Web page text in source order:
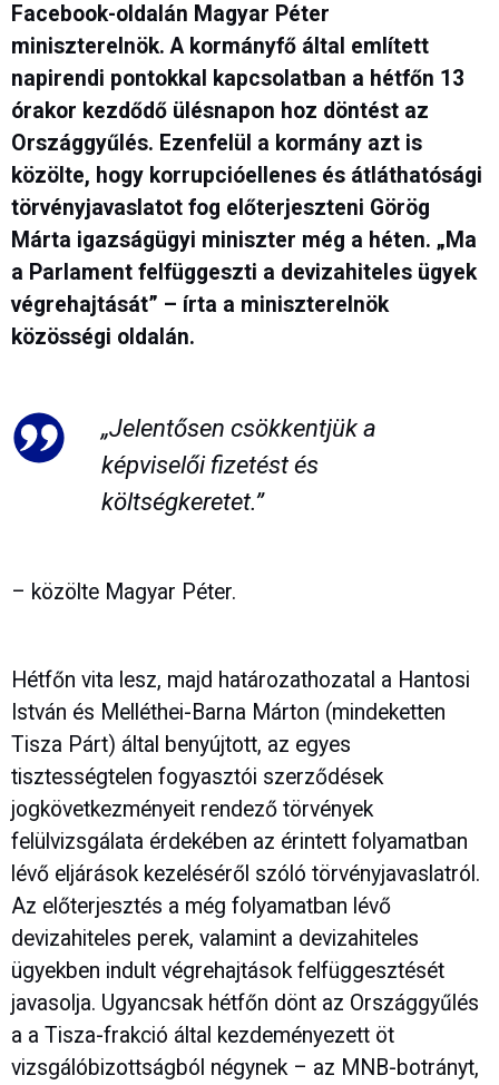
Facebook-oldalán Magyar Péter
miniszterelnök. A kormányfő által említett
napirendi pontokkal kapcsolatban a hétfőn 13
órakor kezdődő ülésnapon hoz döntést az
Országgyűlés. Ezenfelül a kormány azt is
közölte, hogy korrupcióellenes és átláthatósági
törvényjavaslatot fog előterjeszteni Görög
Márta igazságügyi miniszter még a héten. „Ma
a Parlament felfüggeszti a devizahiteles ügyek
végrehajtását” – írta a miniszterelnök
közösségi oldalán.
„Jelentősen csökkentjük a
képviselői fizetést és
költségkeretet.”
– közölte Magyar Péter.
Hétfőn vita lesz, majd határozathozatal a Hantosi
István és Melléthei-Barna Márton (mindeketten
Tisza Párt) által benyújtott, az egyes
tisztességtelen fogyasztói szerződések
jogkövetkezményeit rendező törvények
felülvizsgálata érdekében az érintett folyamatban
lévő eljárások kezeléséről szóló törvényjavaslatról.
Az előterjesztés a még folyamatban lévő
devizahiteles perek, valamint a devizahiteles
ügyekben indult végrehajtások felfüggesztését
javasolja. Ugyancsak hétfőn dönt az Országgyűlés
a a Tisza-frakció által kezdeményezett öt
vizsgálóbizottságból négynek – az MNB-botrányt,